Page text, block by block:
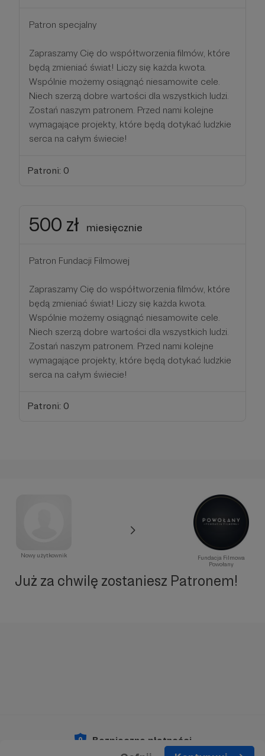
Patron specjalny
Zapraszamy Cię do współtworzenia filmów, które
będą zmieniać świat! Liczy się każda kwota.
Wspólnie możemy osiągnąć niesamowite cele.
Niech szerzą dobre wartości dla wszystkich ludzi.
Zostań naszym patronem. Przed nami kolejne
wymagające projekty, które będą dotykać ludzkie
serca na całym świecie!
Patroni: 0
500 zł miesięcznie
Patron Fundacji Filmowej
Zapraszamy Cię do współtworzenia filmów, które
będą zmieniać świat! Liczy się każda kwota.
Wspólnie możemy osiągnąć niesamowite cele.
Niech szerzą dobre wartości dla wszystkich ludzi.
Zostań naszym patronem. Przed nami kolejne
wymagające projekty, które będą dotykać ludzkie
serca na całym świecie!
Patroni: 0
Nowy użytkownik
Fundacja Filmowa
Powołany
Już za chwilę zostaniesz Patronem!
Bezpieczne płatności